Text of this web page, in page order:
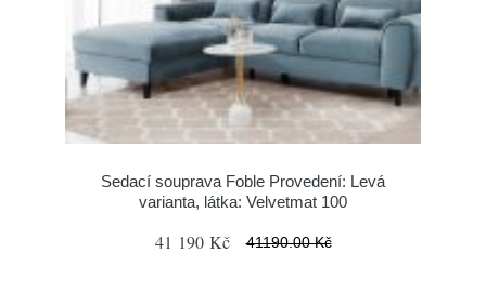
Sedací souprava Foble Provedení: Levá
varianta, látka: Velvetmat 100
41 190 Kč 41190.00 Kč